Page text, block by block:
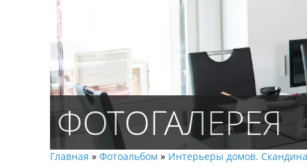
ФОТОГАЛЕРЕЯ
Главная » Фотоальбом » Интерьеры домов.